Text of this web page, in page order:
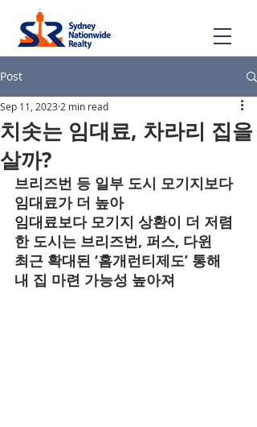
Post
치솟는 임대료, 차라리 집을
살까?
Sep 11, 2023 2 min read
브리즈번 등 일부 도시 모기지보다
임대료가 더 높아
임대료보다 모기지 상환이 더 저렴
한 도시는 브리즈번, 퍼스, 다윈
최근 확대된 ‘홈개런티제도’ 통해
내 집 마련 가능성 높아져